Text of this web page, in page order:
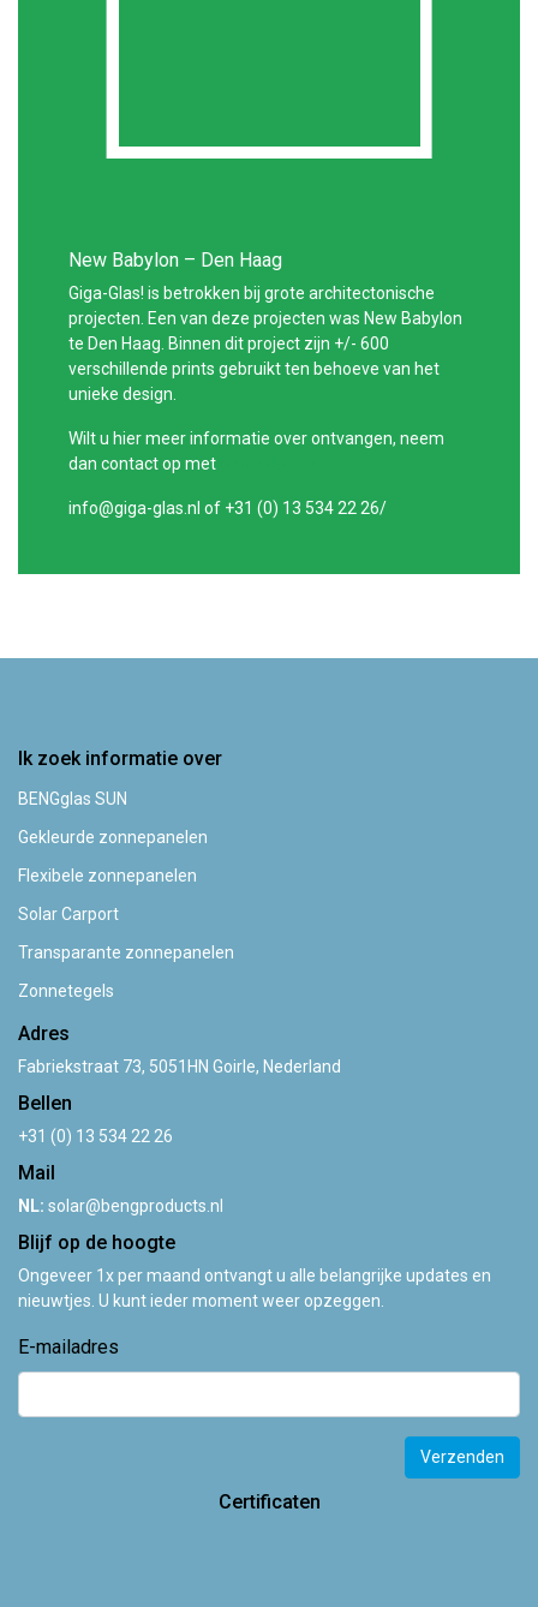
New Babylon – Den Haag
Giga-Glas! is betrokken bij grote architectonische
projecten. Een van deze projecten was New Babylon
te Den Haag. Binnen dit project zijn +/- 600
verschillende prints gebruikt ten behoeve van het
unieke design.
Wilt u hier meer informatie over ontvangen, neem
dan contact op met
info@giga-glas.nl of +31 (0) 13 534 22 26/
Ik zoek informatie over
BENGglas SUN
Gekleurde zonnepanelen
Flexibele zonnepanelen
Solar Carport
Transparante zonnepanelen
Zonnetegels
Adres
Fabriekstraat 73, 5051HN Goirle, Nederland
Bellen
+31 (0) 13 534 22 26
Mail
NL: solar@bengproducts.nl
Blijf op de hoogte
Ongeveer 1x per maand ontvangt u alle belangrijke updates en
nieuwtjes. U kunt ieder moment weer opzeggen.
E-mailadres
Verzenden
Certificaten